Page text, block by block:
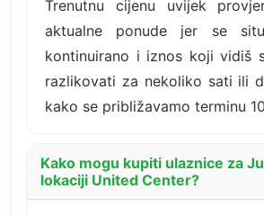
Trenutnu cijenu uvijek
aktualne ponude jer se
kontinuirano i iznos koji vidiš
razlikovati za nekoliko sati ili
kako se približavamo terminu
Kako mogu kupiti ulaznice za
lokaciji United Center?